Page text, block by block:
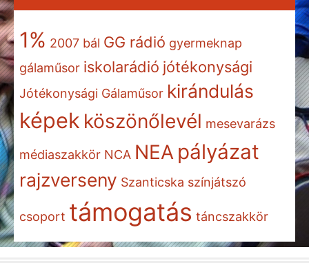
1% 2007 bál GG rádió gyermeknap
gálaműsor iskolarádió jótékonysági
Jótékonysági Gálaműsor kirándulás
képek köszönőlevél mesevarázs
médiaszakkör NCA NEA pályázat
rajzverseny Szanticska színjátszó
csoport támogatás táncszakkör